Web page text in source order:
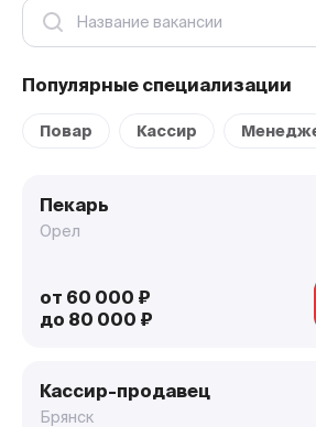
Популярные специализации
Повар Кассир
Пекарь
Орел
от 60 000 ₽
до 80 000 ₽
Кассир-продавец
Брянск